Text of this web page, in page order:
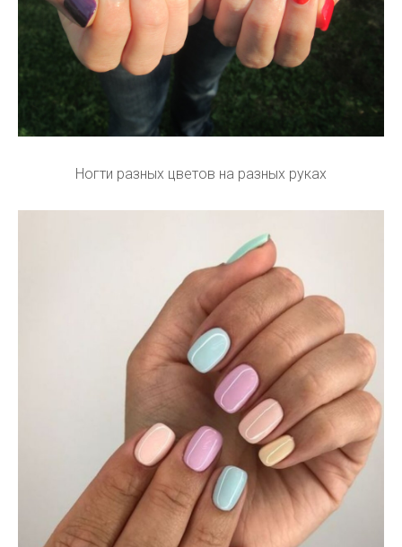
Ногти разных цветов на разных руках